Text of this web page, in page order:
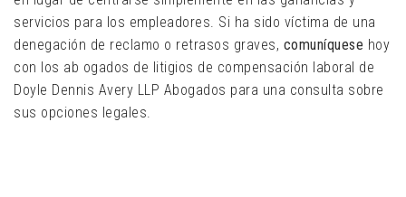
servicios para los empleadores. Si ha sido víctima de una
denegación de reclamo o retrasos graves, comuníquese hoy
con los ab ogados de litigios de compensación laboral de
Doyle Dennis Avery LLP Abogados para una consulta sobre
sus opciones legales.